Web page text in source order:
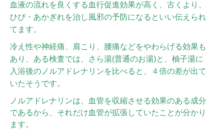
血液の流れを良くする血行促進効果が高く、古くより、
ひび・あかぎれを治し風邪の予防になるといい伝えられ
てます。
冷え性や神経痛、肩こり、腰痛などをやわらげる効果も
あり、ある検査では、さら湯(普通のお湯)と、柚子湯に
入浴後のノルアドレナリンを比べると、４倍の差が出て
いたそうです。
ノルアドレナリンは、血管を収縮させる効果のある成分
であるから、それだけ血管が拡張していたことが分かり
ます。